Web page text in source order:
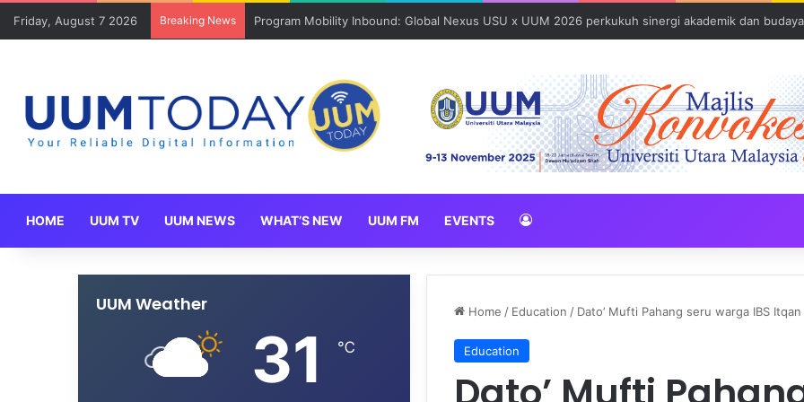
Friday, August 7 2026 Breaking News Program Mobility Inbound: Global Nexus USU x UUM 2026 perkukuh sinergi akademik dan
HOME UUM TV UUM NEWS WHAT’S NEW UUM FM EVENTS
Home / Education / Dato’ Mufti Pahang seru warga IBS
Education
UUM Weather
31 ℃